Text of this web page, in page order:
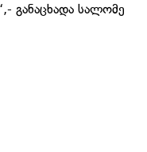
განაცხადა სალომე